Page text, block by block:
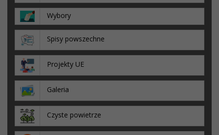
Wybory
Spisy powszechne
Projekty UE
Galeria
Czyste powietrze